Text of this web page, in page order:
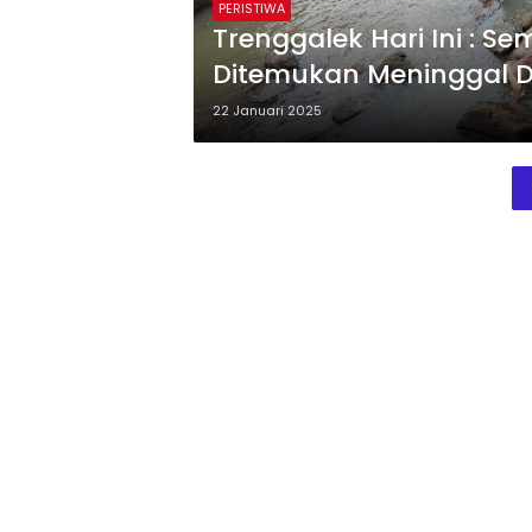
PERISTIWA
Trenggalek Hari Ini :
Ditemukan Meninggal
22 Januari 2025